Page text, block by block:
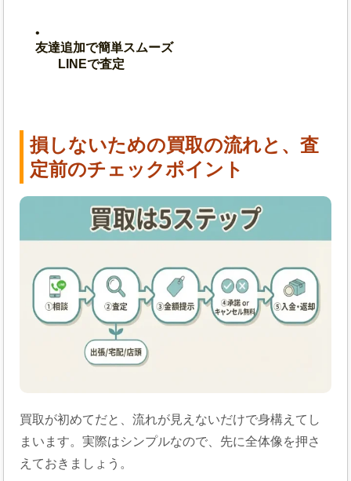
友達追加で簡単スムーズ
LINEで査定
損しないための買取の流れと、査
定前のチェックポイント
買取が初めてだと、流れが見えないだけで身構えてし
まいます。実際はシンプルなので、先に全体像を押さ
えておきましょう。